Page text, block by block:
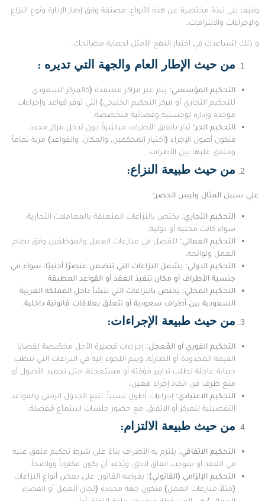
وفيما يلي نبذة مختصرة عن هذه الأنواع، مصنفة وفق إطار الإدارة ونوع النزاع
والإجراءات والالتزامات.
و ذلك لتساعدك في اختيار النهج الأمثل لحماية مصالحك.
من حيث الإطار العام والجهة التي تديره :
التحكيم المؤسسي: يتم عبر مراكز معتمدة (كالمركز السعودي
للتحكيم التجاري أو مركز التحكيم الخليجي) التي توفر قواعد وإجراءات
موحدة وإدارة لوجستية وقضائية متخصصة.
التحكيم الحر: يُدار باتفاق الأطراف مباشرةً دون تدخل مركز محدد،
فتكون أصول الإجراء (اختيار المحكمين، والمكان، والقواعد) مرنة تماماً
ومتفق عليها بين الأطراف.
من حيث طبيعة النزاع:
علي سبيل المثال وليس الحصر:
التحكيم التجاري: يختص بالنزاعات المتعلقة بالمعاملات التجارية،
سواء كانت محلية أو دولية.
التحكيم العمالي: للفصل في منازعات العمل والموظفين وفق نظام
العمل ولوائحه.
التحكيم الدولي: يشمل النزاعات التي تتضمن عنصرًا أجنبيًا، سواء في
جنسية الأطراف أو مكان تنفيذ العقد أو القواعد المطبقة
التحكيم المحلي: يختص بالنزاعات التي تنشأ داخل المملكة العربية
السعودية بين أطراف سعودية أو تتعلق بعلاقات قانونية داخلية.
من حيث طبيعة الإجراءات:
التحكيم الفوري أو المُعجل: إجراءات قصيرة الأجل مخصّصة لقضايا
القيمة المحدودة أو الطارئة، ويتم اللجوء إليه في النزاعات التي تتطب
حماية عاجلة لطلب تدابير مؤقتة أو مستعجلة، مثل تجميد الأصول أو
منع طرف من اتخاذ إجراء معين.
التحكيم الاعتيادي: إجراءات أطول نسبياً، تتبع الجدول الزمني والقواعد
التفصيلية للمركز أو الاتفاق، مع حضور جلسات استماع مُفصلة.
من حيث طبيعة الالتزام:
التحكيم الاتفاقي: يلتزم به الأطراف بناءً على شرط تحكيم متفق عليه
في العقد أو بموجب اتفاق لاحق، ويُحبذ أن يكون مكتوباً وواضحاً.
التحكيم الإلزامي (القانوني): يفرضه القانون على بعض أنواع النزاعات
(مثلاً منازعات العمل) فتكون جهة محددة (لجان العمل أو القضاء